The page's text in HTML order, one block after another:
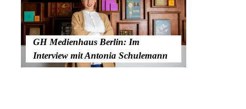
GH Medienhaus Berlin: Im
Interview mit Antonia Schulemann